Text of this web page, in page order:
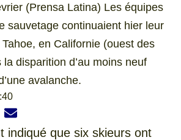
(Prensa Latina) Les équipes
sauvetage continuaient hier leur
en Californie (ouest des
disparition d’au moins neuf
avalanche.
indiqué que six skieurs ont